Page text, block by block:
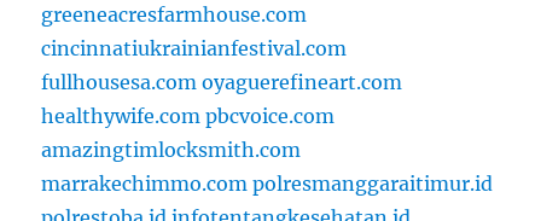
greeneacresfarmhouse.com
cincinnatiukrainianfestival.com
fullhousesa.com oyaguerefineart.com
healthywife.com pbcvoice.com
amazingtimlocksmith.com
marrakechimmo.com polresmanggaraitimur.id